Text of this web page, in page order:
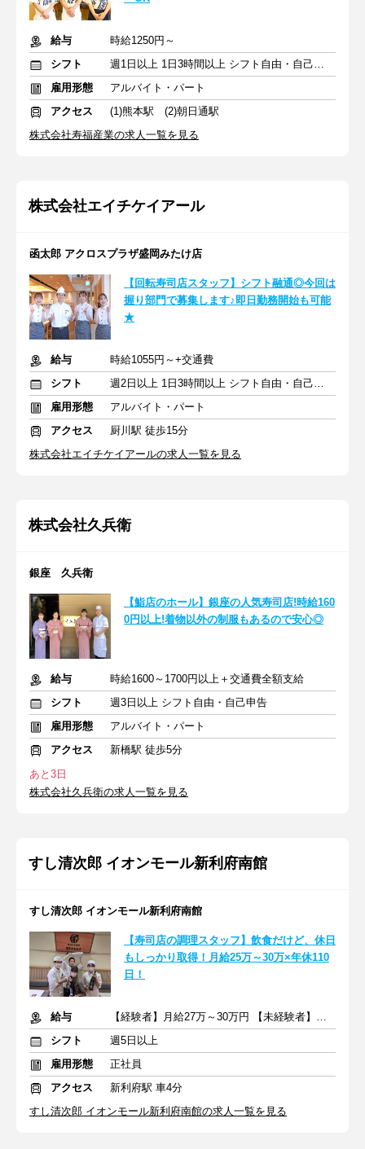
給与
時給1250円～
シフト
週1日以上 1日3時間以上 シフト自由・自己申告
雇用形態
アルバイト・パート
アクセス
(1)熊本駅 (2)朝日通駅
株式会社寿福産業の求人一覧を見る
株式会社エイチケイアール
函太郎 アクロスプラザ盛岡みたけ店
【回転寿司店スタッフ】シフト融通◎今回は
握り部門で募集します♪即日勤務開始も可能
★
給与
時給1055円～+交通費
シフト
週2日以上 1日3時間以上 シフト自由・自己申告
雇用形態
アルバイト・パート
アクセス
厨川駅 徒歩15分
株式会社エイチケイアールの求人一覧を見る
株式会社久兵衛
銀座 久兵衛
【鮨店のホール】銀座の人気寿司店!時給160
0円以上!着物以外の制服もあるので安心◎
給与
時給1600～1700円以上＋交通費全額支給
シフト
週3日以上 シフト自由・自己申告
雇用形態
アルバイト・パート
アクセス
新橋駅 徒歩5分
あと3日
株式会社久兵衛の求人一覧を見る
すし清次郎 イオンモール新利府南館
すし清次郎 イオンモール新利府南館
【寿司店の調理スタッフ】飲食だけど、休日
もしっかり取得！月給25万～30万×年休110
日！
給与
【経験者】月給27万～30万円 【未経験者】月給25万円
シフト
週5日以上
雇用形態
正社員
アクセス
新利府駅 車4分
すし清次郎 イオンモール新利府南館の求人一覧を見る